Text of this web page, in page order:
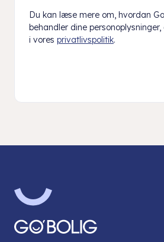
Du kan læse mere om, hvordan
behandler dine
i vores privatlivspolitik.